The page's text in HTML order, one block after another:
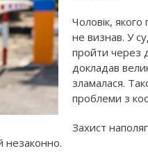
Чоловік, якого
не визнав. У
пройти через
докладав
зламалася.
проблеми з
Захист
незаконно.